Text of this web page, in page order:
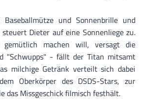
und Sonnenbrille und
Dieter auf eine Sonnenliege zu.
machen will, versagt die
"Schwupps" - fällt der Titan mitsamt
milchige Getränk verteilt sich dabei
Oberkörper des DSDS-Stars, zur
das Missgeschick filmisch festhält.